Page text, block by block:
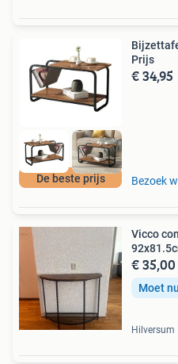
De beste prijs
Prijs
€ 34,95
Bezoek
Vicco
€ 35,00
Moet
Hilversum